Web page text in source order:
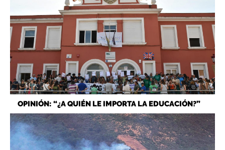
OPINIÓN: “¿A QUIÉN LE IMPORTA LA EDUCACIÓN?”